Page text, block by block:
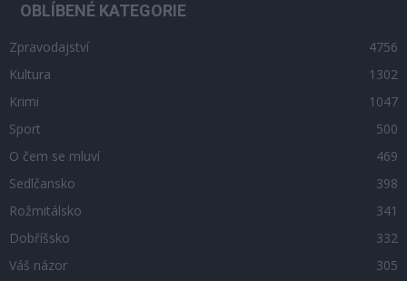
OBLÍBENÉ KATEGORIE
Zpravodajství
4756
Kultura
1302
Krimi
1047
Sport
500
O čem se mluví
469
Sedlčansko
398
Rožmitálsko
341
Dobříšsko
332
Váš názor
305